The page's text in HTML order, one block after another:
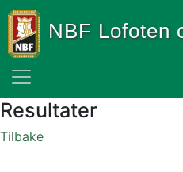
NBF Lofoten
Resultater
Tilbake